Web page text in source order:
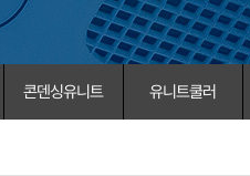
콘덴싱유니트 유니트쿨러